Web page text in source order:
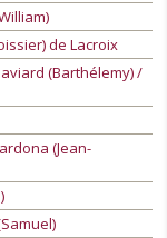
de Lacroix
(Barthélemy) /
(Jean-